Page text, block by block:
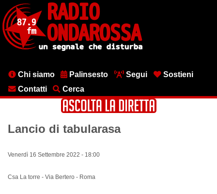
contenuto
principale
MenuChi siamo Palinsesto Segui
Sostieni
Contatti
Cerca
Lancio di tabularasa
Venerdì 16 Settembre 2022 - 18:00
Csa La torre - Via Bertero - Roma